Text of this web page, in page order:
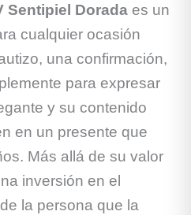
Sentipiel Dorada es un
cualquier ocasión
una confirmación,
para expresar
y su contenido
en un presente que
Más allá de su valor
inversión en el
la persona que la